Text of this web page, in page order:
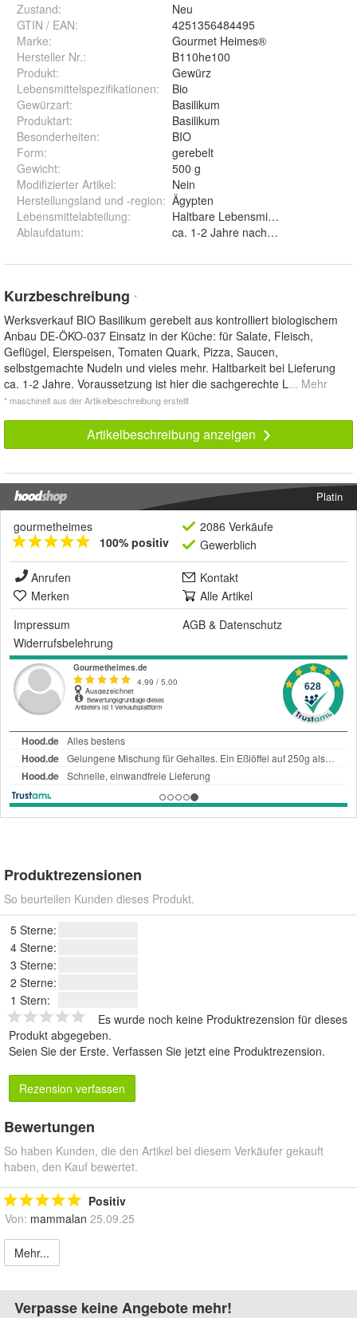
Zustand:
Neu
GTIN / EAN:
4251356484495
Marke:
Gourmet Heimes®
Hersteller Nr.:
B110he100
Produkt:
Gewürz
Lebensmittelspezifikationen:
Bio
Gewürzart:
Basilikum
Produktart:
Basilikum
Besonderheiten:
BIO
Form:
gerebelt
Gewicht:
500 g
Modifizierter Artikel:
Nein
Herstellungsland und -region: Ägypten
Lebensmittelabteilung:
Haltbare Lebensmittel
Ablaufdatum: ca. 1-2 Jahre nach Erhalt der Ware
Kurzbeschreibung *
Werksverkauf BIO Basilikum gerebelt aus kontrolliert biologischem
Anbau DE-ÖKO-037 Einsatz in der Küche: für Salate, Fleisch,
Geflügel, Eierspeisen, Tomaten Quark, Pizza, Saucen,
selbstgemachte Nudeln und vieles mehr. Haltbarkeit bei Lieferung
ca. 1-2 Jahre. Voraussetzung ist hier die sachgerechte L... Mehr
* maschinell aus der Artikelbeschreibung erstellt
Artikelbeschreibung anzeigen
Platin
gourmetheimes
100% positiv
2086 Verkäufe
Gewerblich
Anrufen
Kontakt
Merken
Alle Artikel
Impressum
AGB & Datenschutz
Widerrufsbelehrung
Produktrezensionen
So beurteilen Kunden dieses Produkt.
5 Sterne:
4 Sterne:
3 Sterne:
2 Sterne:
1 Stern:
Es wurde noch keine Produktrezension für dieses
Produkt abgegeben.
Seien Sie der Erste. Verfassen Sie jetzt eine Produktrezension.
Rezension verfassen
Bewertungen
So haben Kunden, die den Artikel bei diesem Verkäufer gekauft
haben, den Kauf bewertet.
Positiv
Von: mammalan 25.09.25
Mehr...
Verpasse keine Angebote mehr!